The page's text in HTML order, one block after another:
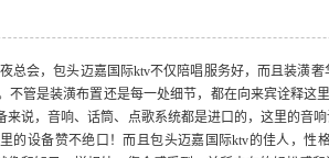
总会，包头迈嘉国际ktv不仅陪唱服务好，而且装潢
不管是装潢布置还是每一处细节，都在向来宾诠释这
来说，音响、话筒、点歌系统都是进口的，这里的音
的设备赞不绝口！而且包头迈嘉国际ktv的佳人，性